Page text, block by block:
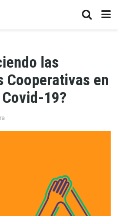
las
Cooperativas en
19?